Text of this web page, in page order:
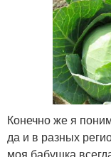
Конечно же я
да и в разных